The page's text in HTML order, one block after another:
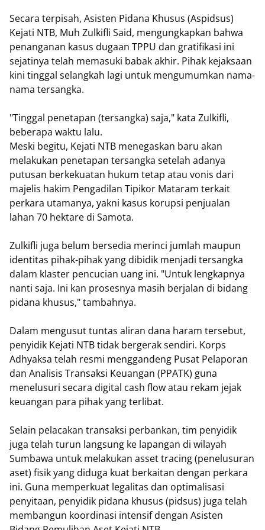
​Secara terpisah, Asisten Pidana Khusus (Aspidsus)
Kejati NTB, Muh Zulkifli Said, mengungkapkan bahwa
penanganan kasus dugaan TPPU dan gratifikasi ini
sejatinya telah memasuki babak akhir. Pihak kejaksaan
kini tinggal selangkah lagi untuk mengumumkan nama-
nama tersangka.
​"Tinggal penetapan (tersangka) saja," kata Zulkifli,
beberapa waktu lalu.
​Meski begitu, Kejati NTB menegaskan baru akan
melakukan penetapan tersangka setelah adanya
putusan berkekuatan hukum tetap atau vonis dari
majelis hakim Pengadilan Tipikor Mataram terkait
perkara utamanya, yakni kasus korupsi penjualan
lahan 70 hektare di Samota.
​Zulkifli juga belum bersedia merinci jumlah maupun
identitas pihak-pihak yang dibidik menjadi tersangka
dalam klaster pencucian uang ini. "Untuk lengkapnya
nanti saja. Ini kan prosesnya masih berjalan di bidang
pidana khusus," tambahnya.
​Dalam mengusut tuntas aliran dana haram tersebut,
penyidik Kejati NTB tidak bergerak sendiri. Korps
Adhyaksa telah resmi menggandeng Pusat Pelaporan
dan Analisis Transaksi Keuangan (PPATK) guna
menelusuri secara digital cash flow atau rekam jejak
keuangan para pihak yang terlibat.
​Selain pelacakan transaksi perbankan, tim penyidik
juga telah turun langsung ke lapangan di wilayah
Sumbawa untuk melakukan asset tracing (penelusuran
aset) fisik yang diduga kuat berkaitan dengan perkara
ini. Guna memperkuat legalitas dan optimalisasi
penyitaan, penyidik pidana khusus (pidsus) juga telah
membangun koordinasi intensif dengan Asisten